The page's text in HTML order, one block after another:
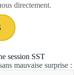
directement.
session SST
mauvaise surprise :